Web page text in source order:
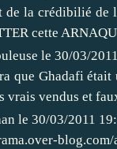
de la crédibilié de
cette
le 30/03/
que Ghadafi
vrais vendus et
le 30/03/2011